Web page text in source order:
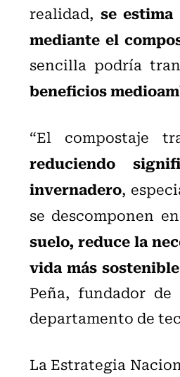
realidad, se estima
mediante el
sencilla podría
beneficios
“El compostaje
reduciendo
invernadero,
se descomponen
suelo, reduce la
vida más
Peña, fundador
departamento de
La Estrategia